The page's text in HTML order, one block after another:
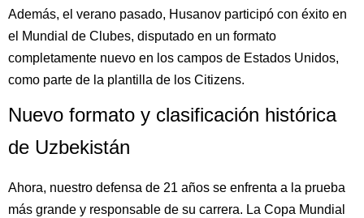
Además, el verano pasado, Husanov participó con éxito en
el Mundial de Clubes, disputado en un formato
completamente nuevo en los campos de Estados Unidos,
como parte de la plantilla de los Citizens.
Nuevo formato y clasificación histórica
de Uzbekistán
Ahora, nuestro defensa de 21 años se enfrenta a la prueba
más grande y responsable de su carrera. La Copa Mundial